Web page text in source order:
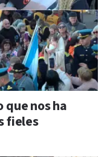
que nos ha
fieles